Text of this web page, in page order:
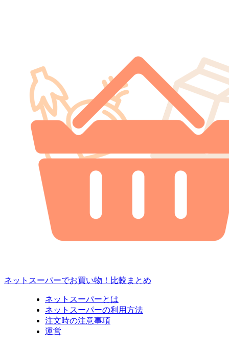
ネットスーパーでお買い物！比較まとめ
ネットスーパーとは
ネットスーパーの利用方法
注文時の注意事項
運営